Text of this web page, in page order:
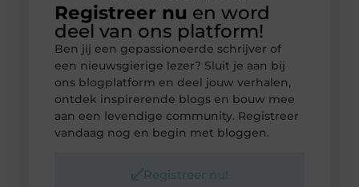
Registreer nu en word
deel van ons platform!
Ben jij een gepassioneerde schrijver of
een nieuwsgierige lezer? Sluit je aan bij
ons blogplatform en deel jouw verhalen,
ontdek inspirerende blogs en bouw mee
aan een levendige community. Registreer
vandaag nog en begin met bloggen.
Registreer nu!